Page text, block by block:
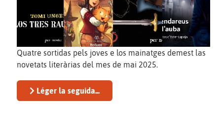
Quatre sortidas pels joves e los mainatges demest las
novetats literàrias del mes de mai 2025.
Léger la seguida...